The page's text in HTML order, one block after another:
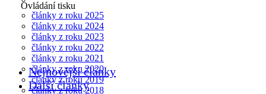
články z roku 2025
články z roku 2024
články z roku 2023
články z roku 2022
články z roku 2021
články z roku 2020
články z roku 2019
články z roku 2018
Ovládání tisku
Nejnovější články
Další články